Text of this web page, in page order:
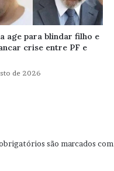
age para blindar filho e
crise entre PF e
de 2026
são marcados com